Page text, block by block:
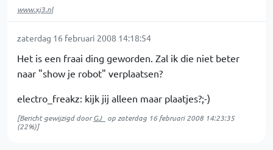
www.xj3.nl
zaterdag 16 februari 2008 14:18:54
Het is een fraai ding geworden. Zal ik die niet beter
naar "show je robot" verplaatsen?
electro_freakz: kijk jij alleen maar plaatjes?;-)
[Bericht gewijzigd doorGJ_ op zaterdag 16 februari 2008 14:23:35
(22%)]